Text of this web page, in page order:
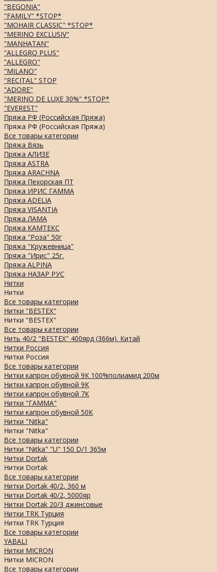
"BEGONIA"
"FAMILY" *STOP*
"MOHAIR CLASSIC" *STOP*
"MERINO EXCLUSIV"
"MANHATAN"
"ALLEGRO PLUS"
"ALLEGRO"
"MILANO"
"RECITAL" STOP
"ADORE"
"MERINO DE LUXE 30%" *STOP*
"EVEREST"
Пряжа РФ (Российская Пряжа)
Пряжа РФ (Российская Пряжа)
Все товары категории
Пряжа Вязь
Пряжа АЛИЗЕ
Пряжа ASTRA
Пряжа ARACHNA
Пряжа Пехорская ПТ
Пряжа ИРИС ГАММА
Пряжа ADELIA
Пряжа VISANTIA
Пряжа ЛАМА
Пряжа КАМТЕКС
Пряжа "Роза" 50г
Пряжа "Кружевница"
Пряжа "Ирис" 25г.
Пряжа ALPINA
Пряжа НАЗАР РУС
Нитки
Нитки
Все товары категории
Нитки "BESTEX"
Нитки "BESTEX"
Все товары категории
Нить 40/2 "BESTEX" 400ярд (366м). Китай
Нитки Россия
Нитки Россия
Все товары категории
Нитки капрон обувной 9К 100%полиамид 200м
Нитки капрон обувной 9К
Нитки капрон обувной 7К
Нитки "ГАММА"
Нитки капрон обувной 50К
Нитки "Nitka"
Нитки "Nitka"
Все товары категории
Нитки "Nitka" "U" 150 D/1 365м
Нитки Dortak
Нитки Dortak
Все товары категории
Нитки Dortak 40/2, 360 м
Нитки Dortak 40/2, 5000яр
Нитки Dortak 20/3 джинсовые
Нитки TRK Турция
Нитки TRK Турция
Все товары категории
YABALI
Нитки MICRON
Нитки MICRON
Все товары категории